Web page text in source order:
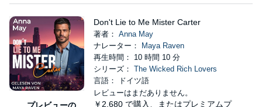
Don't Lie to Me Mister Carter
著者： Anna May
ナレーター：
Maya Raven
再生時間： 10 時間 10 分
シリーズ： The Wicked Rich Lovers
言語： ドイツ語
レビューはまだありません。
￥2,680 で購入、またはプレミアムプ